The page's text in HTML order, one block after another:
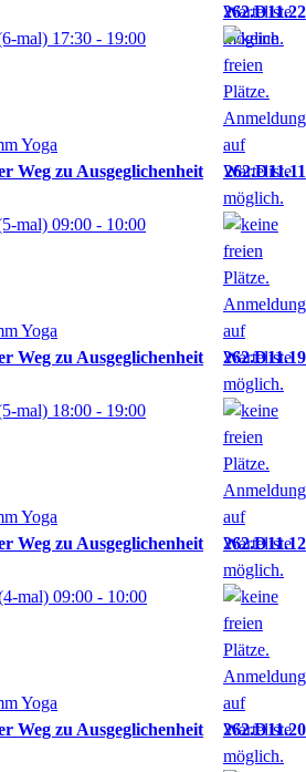
262.D11.22
mal) 17:30 - 19:00
Weg zu Ausgeglichenheit
262.D11.11
mal) 09:00 - 10:00
Weg zu Ausgeglichenheit
262.D11.19
mal) 18:00 - 19:00
Weg zu Ausgeglichenheit
262.D11.12
mal) 09:00 - 10:00
Weg zu Ausgeglichenheit
262.D11.20